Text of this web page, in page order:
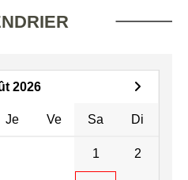
2026
Je Ve Sa Di
1 2